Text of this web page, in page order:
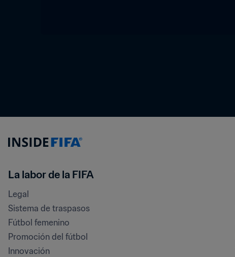
La labor de la FIFA
Legal
Sistema de traspasos
Fútbol femenino
Promoción del fútbol
Innovación